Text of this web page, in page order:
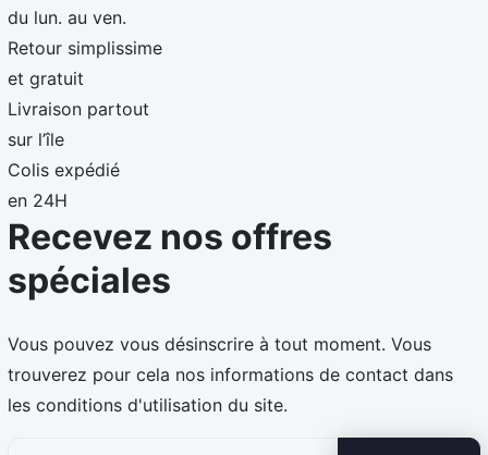
du lun. au ven.
Retour simplissime
et gratuit
Livraison partout
sur l’île
Colis expédié
en 24H
Recevez nos offres
spéciales
Vous pouvez vous désinscrire à tout moment. Vous
trouverez pour cela nos informations de contact dans
les conditions d'utilisation du site.